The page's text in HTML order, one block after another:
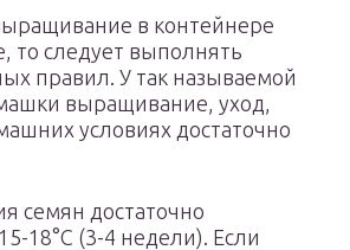
в контейнере
то следует выполнять
правил. У так называемой
выращивание, уход,
условиях достаточно
семян достаточно
18°С (3-4 недели). Если